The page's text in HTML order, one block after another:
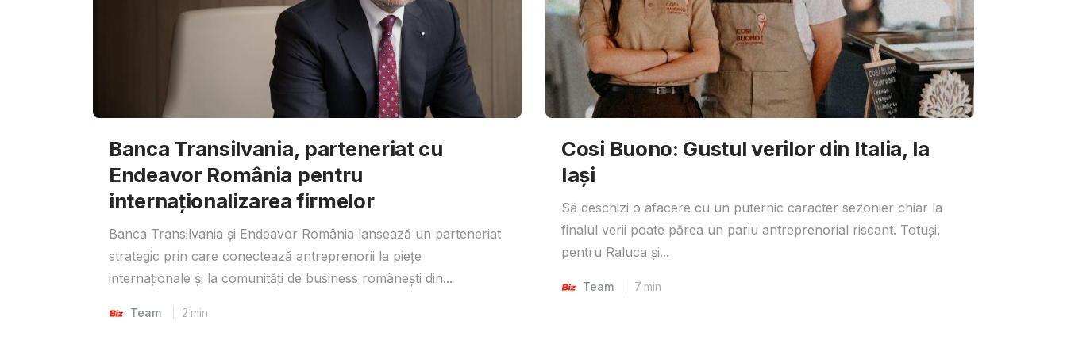
Banca Transilvania, parteneriat cu
Endeavor România pentru
internaționalizarea firmelor
Banca Transilvania și Endeavor România lansează un parteneriat
strategic prin care conectează antreprenorii la piețe
internaționale și la comunități de business românești din...
Team 2 min
Cosi Buono: Gustul verilor din Italia, la
Iași
Să deschizi o afacere cu un puternic caracter sezonier chiar la
finalul verii poate părea un pariu antreprenorial riscant. Totuși,
pentru Raluca și...
Team 7 min